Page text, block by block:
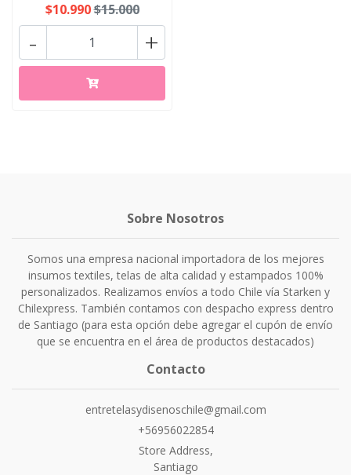
$10.990$15.000
+
-
Sobre Nosotros
Somos una empresa nacional importadora de los mejores
insumos textiles, telas de alta calidad y estampados 100%
personalizados. Realizamos envíos a todo Chile vía Starken y
Chilexpress. También contamos con despacho express dentro
de Santiago (para esta opción debe agregar el cupón de envío
que se encuentra en el área de productos destacados)
Contacto
entretelasydisenoschile@gmail.com
+56956022854
Store Address,
Santiago